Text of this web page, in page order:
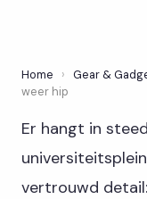
Home › Gear &
weer hip
Er hangt in
vertrouwd